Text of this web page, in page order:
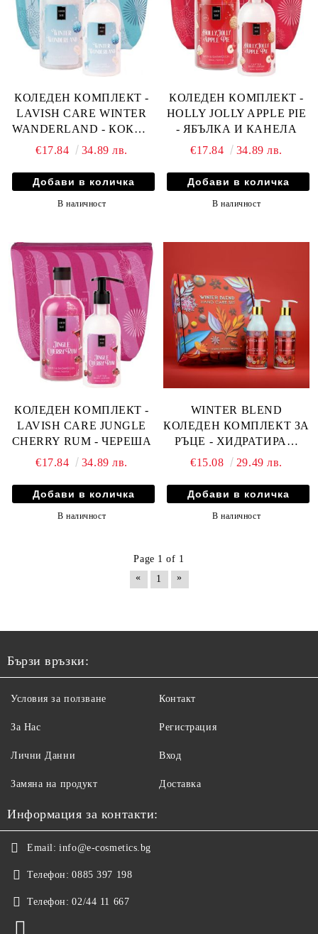
КОЛЕДЕН КОМПЛЕКТ -
LAVISH CARE WINTER
WANDERLAND - КОКОС
И ВАНИЛИЯ
€17.84 34.89 лв.
В наличност
КОЛЕДЕН КОМПЛЕКТ -
HOLLY JOLLY APPLE PIE
- ЯБЪЛКА И КАНЕЛА
€17.84
34.89 лв.
В наличност
КОЛЕДЕН КОМПЛЕКТ -
LAVISH CARE JUNGLE
CHERRY RUM - ЧЕРЕША
€17.84
34.89 лв.
В наличност
WINTER BLEND
КОЛЕДЕН КОМПЛЕКТ ЗА
РЪЦЕ - ХИДРАТИРАЩ
КРЕМ ЗА РЪЦЕ + ТЕЧЕН
€15.08 29.49 лв.
В наличност
Page 1 of 1
«
1 »
Бързи връзки:
Условия за ползване
За Нас
Лични Данни
Замяна на продукт
Контакт
Регистрация
Вход
Доставка
Информация за контакти:
Email: info@e-cosmetics.bg
Телефон: 0885 397 198
Телефон: 02/44 11 667